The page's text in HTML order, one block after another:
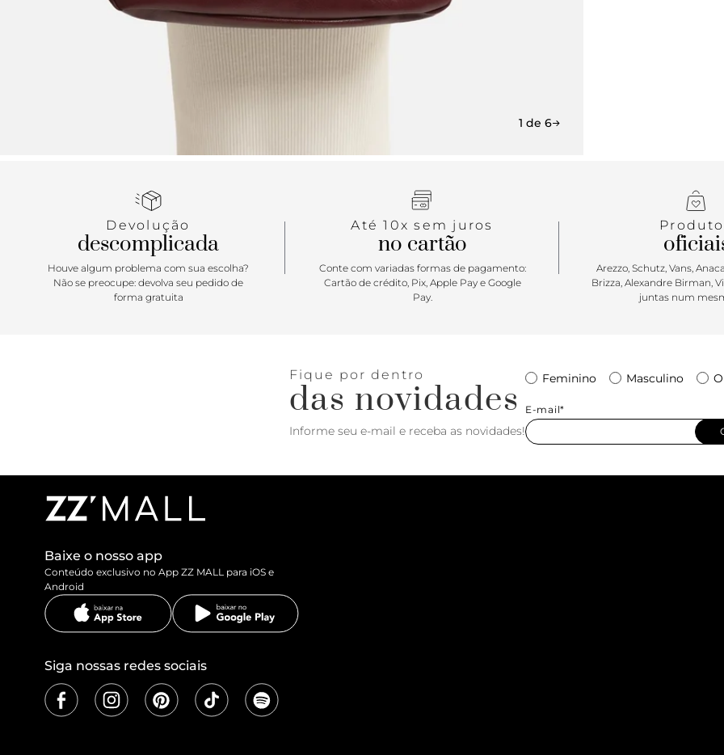
1 de 6
Devolução
descomplicada
Houve algum problema com sua escolha?
Não se preocupe: devolva seu pedido de
forma gratuita
Até 10x sem juros
no cartão
Conte com variadas formas de pagamento:
Cartão de crédito, Pix, Apple Pay e Google
Pay.
Arezzo, Schutz, Vans,
Brizza, Alexandre Birman,
juntas num
Fique por dentro
das novidades
Informe seu e-mail e receba as novidades!
Feminino Masculino
E-mail*
Baixe o nosso app
Conteúdo exclusivo no App ZZ MALL para iOS e
Android
Siga nossas redes sociais